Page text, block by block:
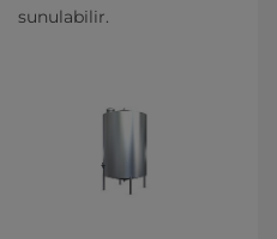
sunulabilir.